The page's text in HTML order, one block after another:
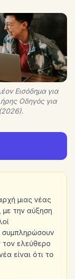
Εισόδημα για
Οδηγός για
μιας νέας
την αύξηση
συμπληρώσουν
τον ελεύθερο
είναι ότι το